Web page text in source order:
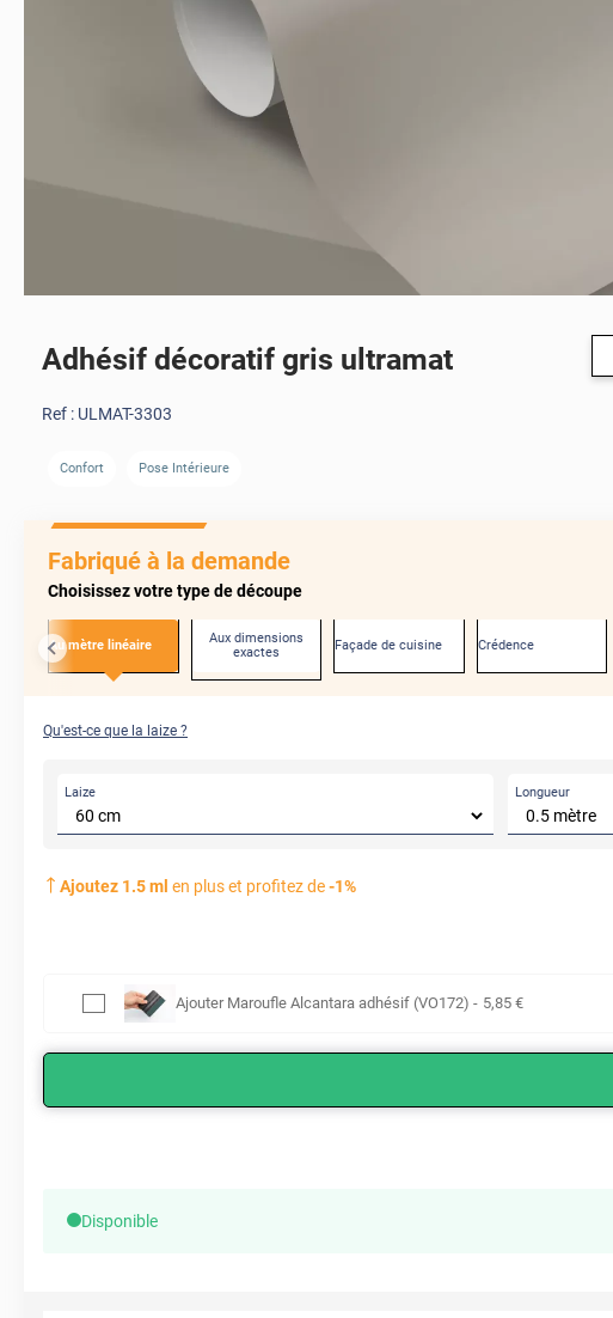
Adhésif décoratif gris ultramat
Ref : ULMAT-3303
Confort Pose Intérieure
Fabriqué à la demande
Choisissez votre type de découpe
Au mètre linéaire
Aux dimensions
exactes
Façade de cuisine Crédence
Qu'est-ce que la laize ?
Laize Longueur
Ajoutez 1.5ml en plus et profitez de-1%
Ajouter Maroufle Alcantara adhésif (VO172) - 5,85 €
Disponible